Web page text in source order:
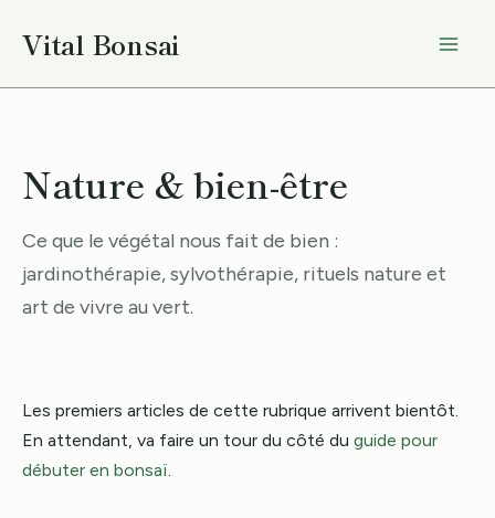
Vital Bonsai
Nature & bien-être
Ce que le végétal nous fait de bien :
jardinothérapie, sylvothérapie, rituels nature et
art de vivre au vert.
Les premiers articles de cette rubrique arrivent bientôt.
En attendant, va faire un tour du côté du guide pour
débuter en bonsaï.